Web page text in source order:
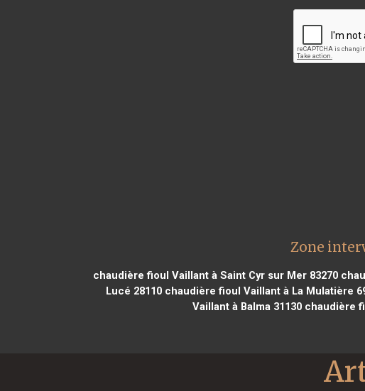
Zone
chaudière fioul Vaillant à Saint Cyr sur Mer 83270
Lucé 28110 chaudière fioul Vaillant à La Mulatière
Vaillant à Balma 31130 chaudière